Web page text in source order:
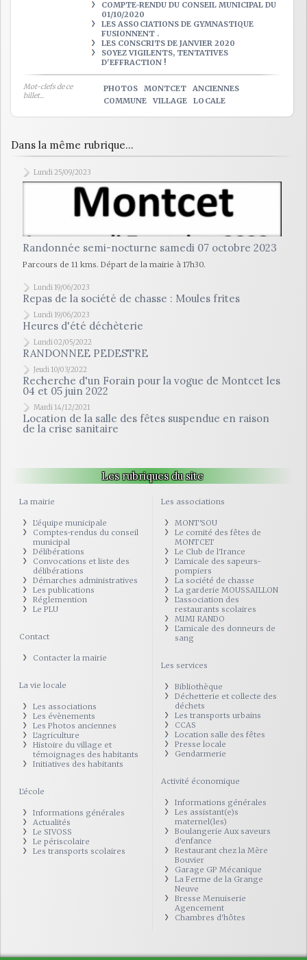
COMPTE-RENDU DU CONSEIL MUNICIPAL DU
01/10/2020
LES ASSOCIATIONS DE GYMNASTIQUE
FUSIONNENT .
LES CONSCRITS DE JANVIER 2020
SOYEZ VIGILENTS, TENTATIVES
D'EFFRACTION !
Mot-clefs de ce
billet...
PHOTOS MONTCET
ANCIENNES
COMMUNE
VILLAGE LOCALE
Dans la même rubrique...
Lundi 25/09/2023
Randonnée semi-nocturne samedi 07 octobre 2023
Parcours de 11 kms. Départ de la mairie à 17h30.
Lundi 19/06/2023
Repas de la société de chasse : Moules frites
Lundi 19/06/2023
Heures d'été déchèterie
Lundi 02/05/2022
RANDONNEE PEDESTRE
Jeudi 10/03/2022
Recherche d'un Forain pour la vogue de Montcet les
04 et 05 juin 2022
Mardi 14/12/2021
Location de la salle des fêtes suspendue en raison
de la crise sanitaire
Les rubriques du site
La mairie
L'équipe municipale
Comptes-rendus du conseil
municipal
Délibérations
Convocations et liste des
délibérations
Démarches administratives
Les publications
Réglemention
Le PLU
Contact
Contacter la mairie
La vie locale
Les associations
Les évènements
Les Photos anciennes
L'agriculture
Histoire du village et
témoignages des habitants
Initiatives des habitants
L'école
Informations générales
Actualités
Le SIVOSS
Le périscolaire
Les transports scolaires
Les associations
MONT'SOU
Le comité des fêtes de
MONTCET
Le Club de l'Irance
L'amicale des sapeurs-
pompiers
La société de chasse
La garderie MOUSSAILLON
L'association des
restaurants scolaires
MIMI RANDO
L'amicale des donneurs de
sang
Les services
Bibliothèque
Déchetterie et collecte des
déchets
Les transports urbains
CCAS
Location salle des fêtes
Presse locale
Gendarmerie
Activité économique
Informations générales
Les assistant(e)s
maternel(les)
Boulangerie Aux saveurs
d'enfance
Restaurant chez la Mère
Bouvier
Garage GP Mécanique
La Ferme de la Grange
Neuve
Bresse Menuiserie
Agencement
Chambres d'hôtes